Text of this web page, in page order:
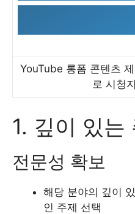
YouTube 롱폼 콘텐츠
로 시청
1. 깊이 있는
전문성 확보
해당 분야의 깊이
인 주제 선택